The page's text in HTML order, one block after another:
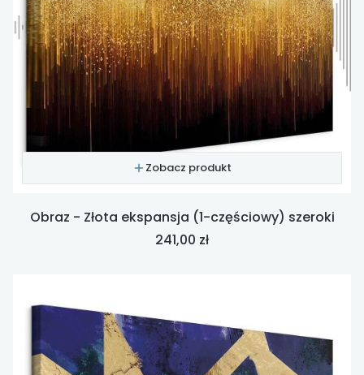
Zobacz produkt
Obraz - Złota ekspansja (1-częściowy) szeroki
Cena
241,00 zł